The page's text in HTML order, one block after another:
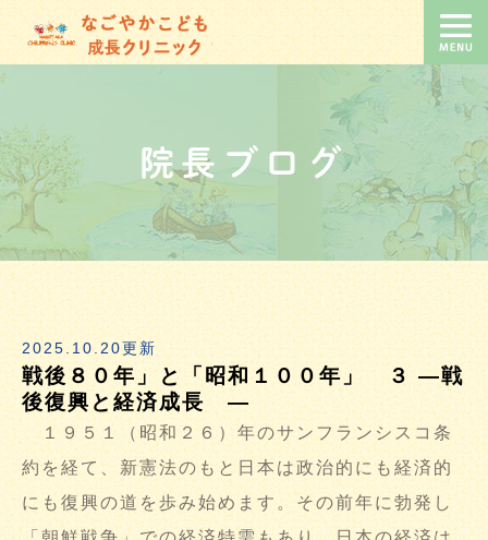
院長ブログ
2025.10.20更新
戦後８０年」と「昭和１００年」 ３ ―戦
後復興と経済成長 ―
１９５１（昭和２６）年のサンフランシスコ条
約を経て、新憲法のもと日本は政治的にも経済的
にも復興の道を歩み始めます。その前年に勃発し